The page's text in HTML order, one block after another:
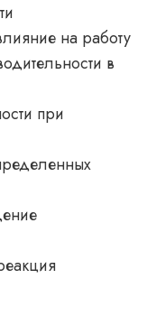
на работу
в
при